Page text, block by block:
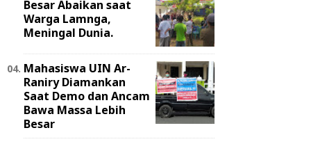
Besar Abaikan saat
Warga Lamnga,
Meningal Dunia.
Mahasiswa UIN Ar-
Raniry Diamankan
Saat Demo dan Ancam
Bawa Massa Lebih
Besar